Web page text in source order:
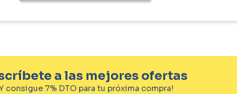
a las mejores ofertas
consigue 7% DTO para tu próxima compra!